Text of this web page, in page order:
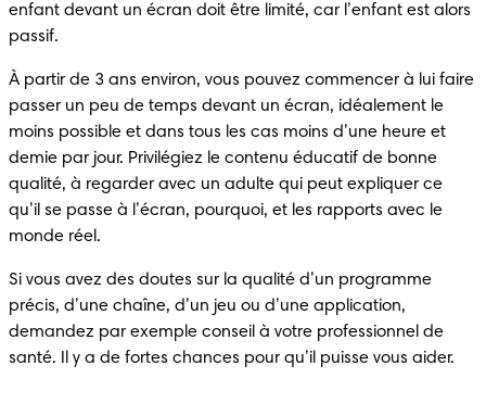
enfant devant un écran doit être limité, car l’enfant est alors
passif.
À partir de 3 ans environ, vous pouvez commencer à lui faire
passer un peu de temps devant un écran, idéalement le
moins possible et dans tous les cas moins d’une heure et
demie par jour. Privilégiez le contenu éducatif de bonne
qualité, à regarder avec un adulte qui peut expliquer ce
qu’il se passe à l’écran, pourquoi, et les rapports avec le
monde réel.
Si vous avez des doutes sur la qualité d’un programme
précis, d’une chaîne, d’un jeu ou d’une application,
demandez par exemple conseil à votre professionnel de
santé. Il y a de fortes chances pour qu’il puisse vous aider.